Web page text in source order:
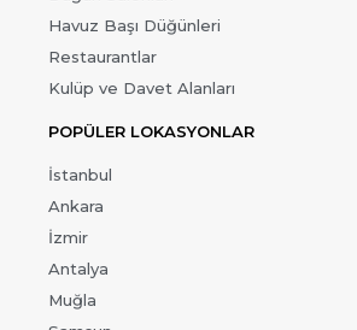
Havuz Başı Düğünleri
Restaurantlar
Kulüp ve Davet Alanları
POPÜLER LOKASYONLAR
İstanbul
Ankara
İzmir
Antalya
Muğla